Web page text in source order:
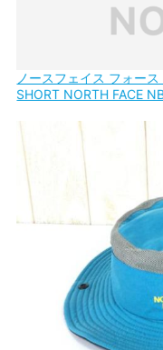
ノースフェイス フォー
SHORT NORTH FACE